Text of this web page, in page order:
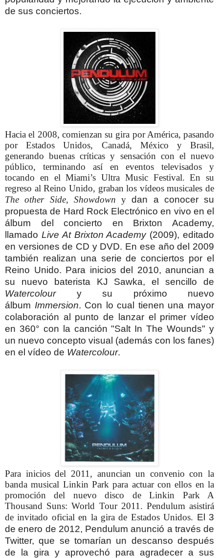
de sus conciertos.
Hacia el 2008, comienzan su gira por América, pasando
por Estados Unidos, Canadá, México y Brasil,
generando buenas críticas y sensación con el nuevo
público, terminando así en eventos televisados y
tocando en el Miami’s Ultra Music Festival. En su
regreso al Reino Unido, graban los vídeos musicales de
The other Side, Showdown ydan a conocer su
propuesta de Hard Rock Electrónico en vivo en el
álbum del concierto en Brixton Academy,
llamado Live At Brixton Academy(2009), editado
en versiones de CD y DVD. En ese año del 2009
también realizan una serie de conciertos por el
Reino Unido. Para inicios del 2010, anuncian a
su nuevo baterista KJ Sawka, el sencillo de
Watercoloury su próximo nuevo
álbum Immersion. Con lo cual tienen una mayor
colaboración al punto de lanzar el primer vídeo
en 360° con la canción "Salt In The Wounds" y
un nuevo concepto visual (además con los fanes)
en el vídeo de Watercolour.
Para inicios del 2011, anuncian un convenio con la
banda musical Linkin Park para actuar con ellos en la
promoción del nuevo disco de Linkin Park A
Thousand Suns: World Tour 2011. Pendulum asistirá
de invitado oficial en la gira de Estados Unidos. El 3
de enero de 2012, Pendulum anunció a través de
Twitter, que se tomarían un descanso después
de la gira y aprovechó para agradecer a sus